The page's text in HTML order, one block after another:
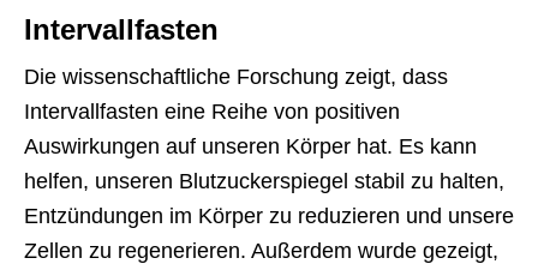
Intervallfasten
Die wissenschaftliche Forschung zeigt, dass
Intervallfasten eine Reihe von positiven
Auswirkungen auf unseren Körper hat. Es kann
helfen, unseren Blutzuckerspiegel stabil zu halten,
Entzündungen im Körper zu reduzieren und unsere
Zellen zu regenerieren. Außerdem wurde gezeigt,